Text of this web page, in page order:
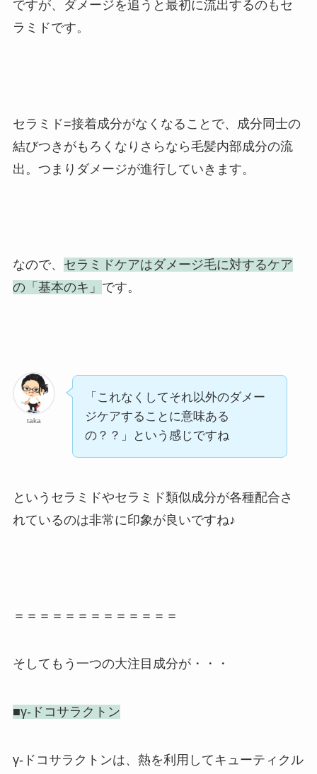
ですが、ダメージを追うと最初に流出するのもセ
ラミドです。
セラミド=接着成分がなくなることで、成分同士の
結びつきがもろくなりさらなら毛髪内部成分の流
出。つまりダメージが進行していきます。
なので、 セラミドケアはダメージ毛に対するケア
の「基本のキ」 です。
taka
「これなくしてそれ以外のダメー
ジケアすることに意味ある
の？？」という感じですね
というセラミドやセラミド類似成分が各種配合さ
れているのは非常に印象が良いですね♪
＝＝＝＝＝＝＝＝＝＝＝＝＝
そしてもう一つの大注目成分が・・・
■γ-ドコサラクトン
γ-ドコサラクトンは、熱を利用してキューティクル